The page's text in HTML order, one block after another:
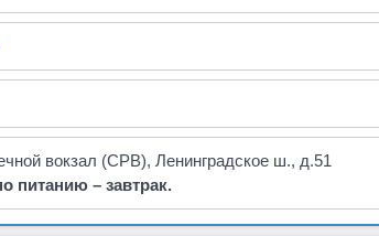
вокзал (СРВ), Ленинградское ш., д.51
питанию – завтрак.